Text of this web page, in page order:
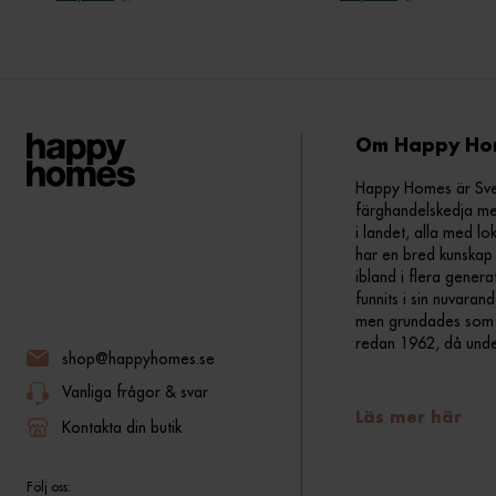
shop@happyhomes.se
Vanliga frågor & svar
Kontakta din butik
Följ oss:
Om Happy
Happy Homes är
färghandelskedja
i landet, alla med
har en bred
ibland i flera
funnits i sin
men grundades
redan 1962, då
Läs mer här